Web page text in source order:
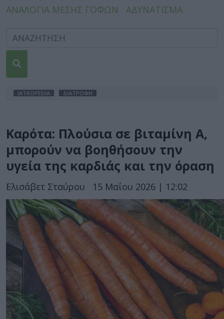
ΑΝΑΛΟΓΙΑ ΜΕΣΗΣ ΓΟΦΩΝ
ΑΔΥΝΑΤΙΣΜΑ
IATROPEDIA ΔΙΑΤΡΟΦΗ
Καρότα: Πλούσια σε βιταμίνη Α,
μπορούν να βοηθήσουν την
υγεία της καρδιάς και την όραση
Ελισάβετ Σταύρου 15 Μαΐου 2026 | 12:02